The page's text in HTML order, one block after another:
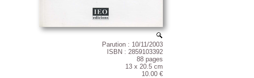
Parution : 10/11/2003
ISBN : 2859103392
88 pages
13 x 20.5 cm
10.00 €